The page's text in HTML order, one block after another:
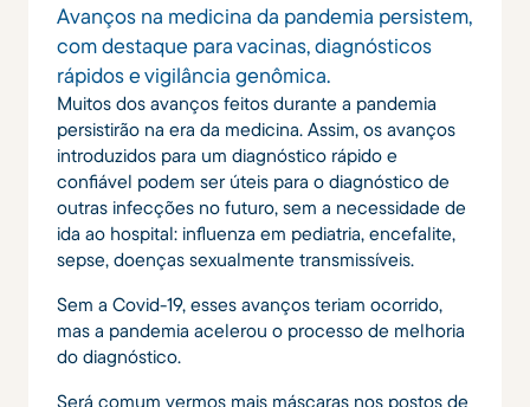
Avanços na medicina da pandemia persistem,
com destaque para vacinas, diagnósticos
rápidos e vigilância genômica.
Muitos dos avanços feitos durante a pandemia
persistirão na era da medicina. Assim, os avanços
introduzidos para um diagnóstico rápido e
confiável podem ser úteis para o diagnóstico de
outras infecções no futuro, sem a necessidade de
ida ao hospital: influenza em pediatria, encefalite,
sepse, doenças sexualmente transmissíveis.
Sem a Covid-19, esses avanços teriam ocorrido,
mas a pandemia acelerou o processo de melhoria
do diagnóstico.
Será comum vermos mais máscaras nos postos de